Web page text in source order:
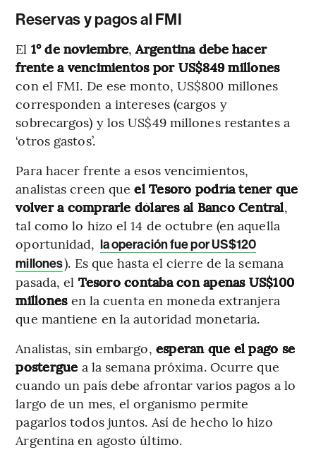
Reservas y pagos al FMI
El 1° de noviembre,Argentina debe hacer
frente a vencimientos por US$849 millones
con el FMI. De ese monto, US$800 millones
corresponden a intereses (cargos y
sobrecargos) y los US$49 millones restantes a
‘otros gastos’.
Para hacer frente a esos vencimientos,
analistas creen queel Tesoro podría tener que
volver a comprarle dólares al Banco Central,
tal como lo hizo el 14 de octubre (en aquella
oportunidad, la operación fue por US$120
millones). Es que hasta el cierre de la semana
pasada, el Tesoro contaba con apenas US$100
millones en la cuenta en moneda extranjera
que mantiene en la autoridad monetaria.
Analistas, sin embargo, esperan que el pago se
postergue a la semana próxima. Ocurre que
cuando un país debe afrontar varios pagos a lo
largo de un mes, el organismo permite
pagarlos todos juntos. Así de hecho lo hizo
Argentina en agosto último.